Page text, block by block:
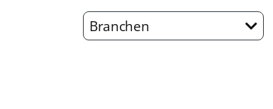
Branchen